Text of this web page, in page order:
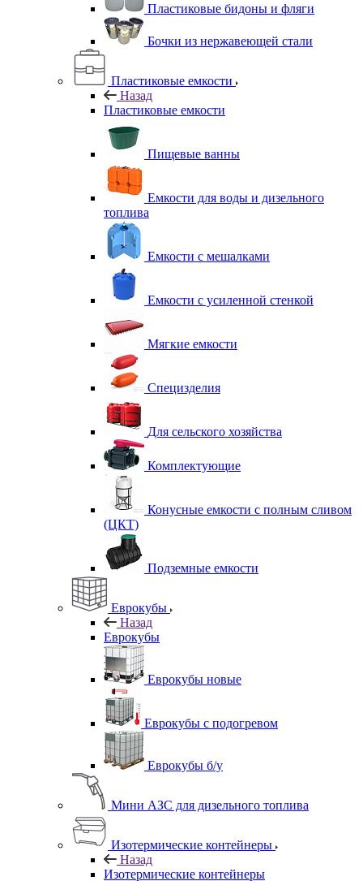
Пластиковые бидоны и фляги
Бочки из нержавеющей стали
Пластиковые емкости
Назад
Пластиковые емкости
Пищевые ванны
Емкости для воды и дизельного
топлива
Емкости с мешалками
Емкости с усиленной стенкой
Мягкие емкости
Специзделия
Для сельского хозяйства
Комплектующие
Конусные емкости с полным сливом
(ЦКТ)
Подземные емкости
Еврокубы
Назад
Еврокубы
Еврокубы новые
Еврокубы с подогревом
Еврокубы б/у
Мини АЗС для дизельного топлива
Изотермические контейнеры
Назад
Изотермические контейнеры